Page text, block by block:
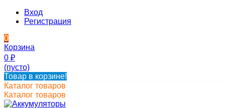
Вход
Регистрация
0
Корзина
0 ₽
(пусто)
Товар в корзине!
Каталог товаров
Каталог товаров